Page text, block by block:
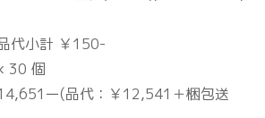
代小計 ￥150-
30 個
ー(品代：￥12,541＋梱包送